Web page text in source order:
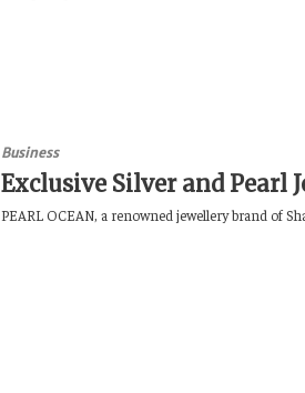
Business
Exclusive Silver and Pearl
PEARL OCEAN, a renowned jewellery brand of